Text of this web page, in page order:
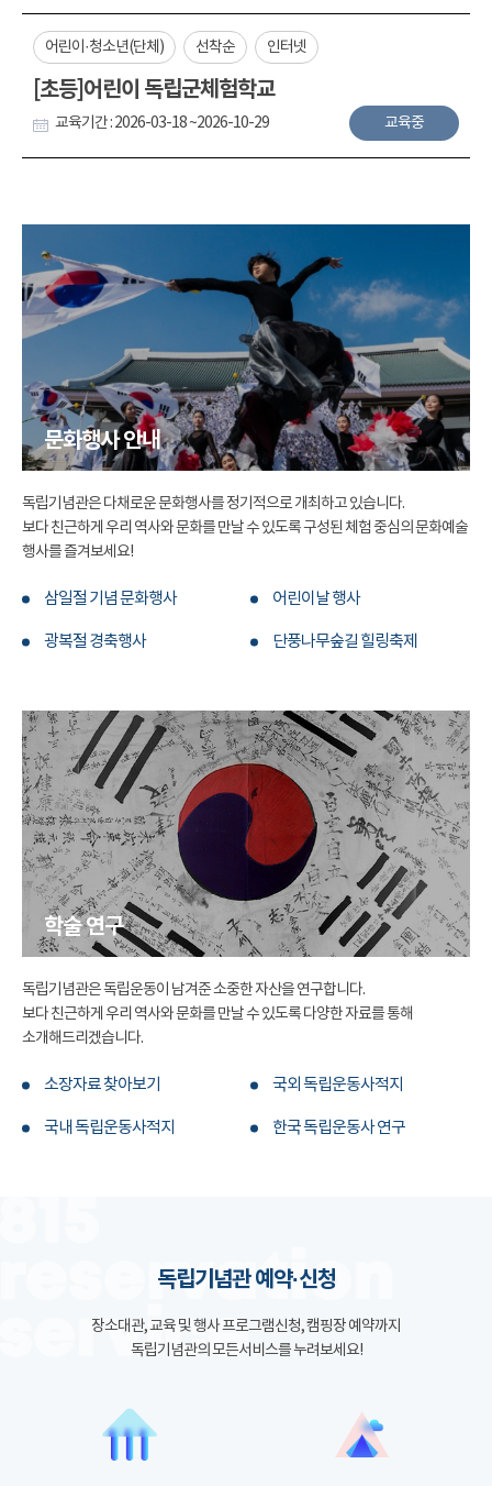
어린이·청소년(단체) 선착순 인터넷
[초등]어린이 독립군체험학교
교육기간 : 2026-03-18 ~2026-10-29 교육중
문화행사 안내
독립기념관은 다채로운 문화행사를 정기적으로 개최하고 있습니다.
보다 친근하게 우리 역사와 문화를 만날 수 있도록 구성된 체험 중심의 문화예술
행사를 즐겨보세요!
삼일절 기념 문화행사 어린이날 행사
광복절 경축행사 단풍나무숲길 힐링축제
학술 연구
독립기념관은 독립운동이 남겨준 소중한 자산을 연구합니다.
보다 친근하게 우리 역사와 문화를 만날 수 있도록 다양한 자료를 통해
소개해드리겠습니다.
소장자료 찾아보기 국외 독립운동사적지
국내 독립운동사적지 한국 독립운동사 연구
독립기념관 예약·신청
장소대관, 교육 및 행사 프로그램신청, 캠핑장 예약까지
독립기념관의 모든서비스를 누려보세요!